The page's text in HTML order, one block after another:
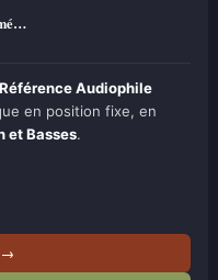
Audiophile
en position fixe, en
et Basses.
→